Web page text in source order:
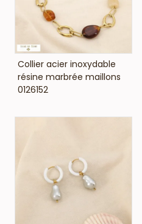
VOIR LE PRIX
Collier acier inoxydable
résine marbrée maillons
0126152